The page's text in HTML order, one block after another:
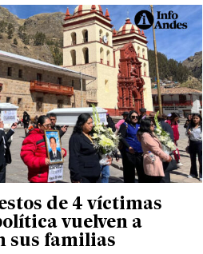
de 4 víctimas
vuelven a
sus familias